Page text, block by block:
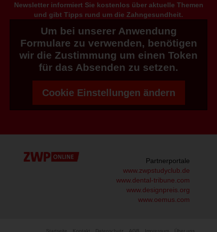
Newsletter informiert Sie kostenlos über aktuelle Themen
und gibt Tipps rund um die Zahngesundheit.
Um bei unserer Anwendung
Formulare zu verwenden, benötigen
wir die Zustimmung um einen Token
für das Absenden zu setzen.
Cookie Einstellungen ändern
Partnerportale
www.zwpstudyclub.de
www.dental-tribune.com
www.designpreis.org
www.oemus.com
Startseite Kontakt Datenschutz AGB Impressum Über uns